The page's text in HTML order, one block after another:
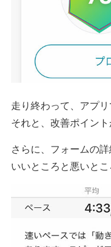
走り終わって、アプ
それと、改善ポイント
さらに、フォームの
いいところと悪いとこ